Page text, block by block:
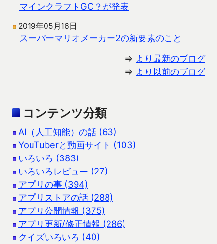
マインクラフトGO？が発表
2019年05月16日
スーパーマリオメーカー2の新要素のこと
⇒ より最新のブログ
⇒ より以前のブログ
コンテンツ分類
AI（人工知能）の話 (63)
YouTuberと動画サイト (103)
いろいろ (383)
いろいろレビュー (27)
アプリの事 (394)
アプリストアの話 (288)
アプリ公開情報 (375)
アプリ更新/修正情報 (286)
クイズいろいろ (40)